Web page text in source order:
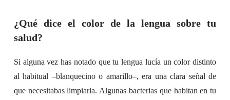
¿Qué dice el color de la lengua sobre tu
salud?
Si alguna vez has notado que tu lengua lucía un color distinto
al habitual –blanquecino o amarillo–, era una clara señal de
que necesitabas limpiarla. Algunas bacterias que habitan en tu